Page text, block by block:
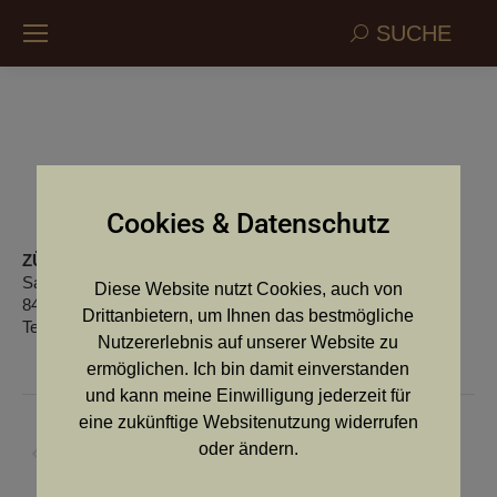
Search:SUCHE
ZÜCHTER:
Sajach 11
8424 Gabersdorf
Telefon: 03452/73962 oder 0664/5741073
Kommentarnavigation
Cookies & Datenschutz
Diese Website nutzt Cookies, auch von
Drittanbietern, um Ihnen das bestmögliche
Nutzererlebnis auf unserer Website zu
ermöglichen. Ich bin damit einverstanden
und kann meine Einwilligung jederzeit für
eine zukünftige Websitenutzung widerrufen
oder ändern.